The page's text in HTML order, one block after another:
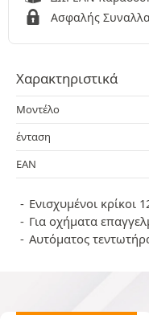
Ασφαλής
Χαρακτηριστικά
Μοντέλο
ένταση
EAN
Ενισχυμένοι κρίκοι
Για οχήματα
Αυτόματος